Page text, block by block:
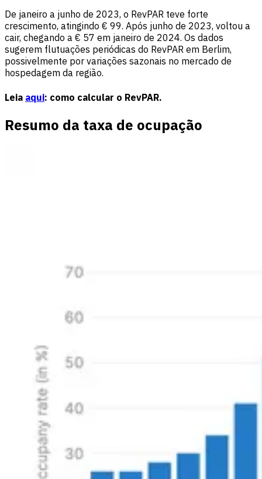
De janeiro a junho de 2023, o RevPAR teve forte
crescimento, atingindo € 99. Após junho de 2023, voltou a
cair, chegando a € 57 em janeiro de 2024. Os dados
sugerem flutuações periódicas do RevPAR em Berlim,
possivelmente por variações sazonais no mercado de
hospedagem da região.
Leia aqui: como calcular o RevPAR.
Resumo da taxa de ocupação